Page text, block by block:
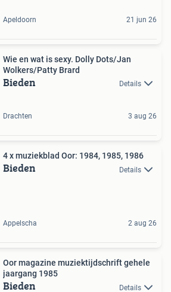
Apeldoorn 21 jun 26
Wie en wat is sexy. Dolly Dots/Jan
Wolkers/Patty Brard
Bieden Details
Drachten 3 aug 26
4 x muziekblad Oor: 1984, 1985, 1986
Bieden Details
Appelscha 2 aug 26
Oor magazine muziektijdschrift gehele
jaargang 1985
Bieden Details